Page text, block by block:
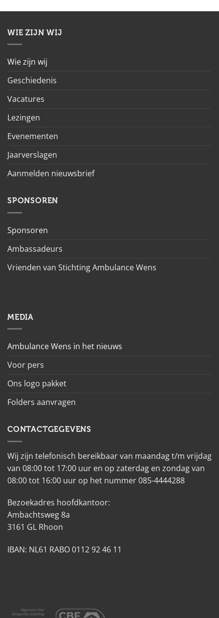
WIE ZIJN WIJ
Wie zijn wij
Geschiedenis
Vacatures
Lezingen
Evenementen
Jaarverslagen
Aanmelden nieuwsbrief
SPONSOREN
Sponsoren
Ambassadeurs
Vrienden van Stichting Ambulance Wens
MEDIA
Ambulance Wens in het nieuws
Voor pers
Ons logo pakket
Folders aanvragen
CONTACTGEGEVENS
Wij zijn telefonisch bereikbaar van maandag t/m vrijdag
van 08:00 tot 17:00 uur en op zaterdag en zondag van
08:00 tot 16:00 uur op het nummer 085-4444288
Bezoekadres hoofdkantoor:
Ambachtsweg 8a
3161 GL Rhoon
IBAN: NL61 RABO 0112 92 46 11